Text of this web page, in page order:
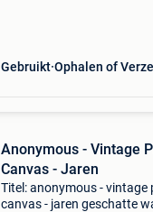
Gebruikt Ophalen of
Anonymous - Vintage
Canvas - Jaren
Titel: anonymous -
canvas - jaren geschatte